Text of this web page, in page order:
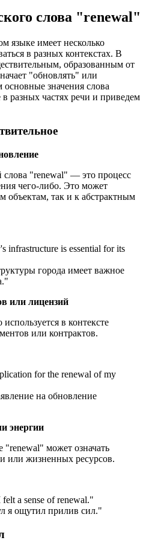
слова "renewal"
языке имеет несколько
в разных контекстах. В
образованным от
"обновлять" или
значения слова
разных частях речи и приведем
"renewal" — это процесс
чего-либо. Это может
объектам, так и к абстрактным
infrastructure is essential for its
города имеет важное
или лицензий
в контексте
или контрактов.
for the renewal of my
на обновление
энергии
"renewal" может означать
или жизненных ресурсов.
a sense of renewal."
я ощутил прилив сил."